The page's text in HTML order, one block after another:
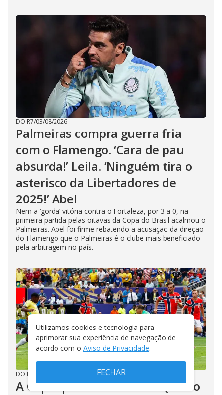
DO R7/03/08/2026
Palmeiras compra guerra fria
com o Flamengo. ‘Cara de pau
absurda!’ Leila. ‘Ninguém tira o
asterisco da Libertadores de
2025!’ Abel
Nem a ‘gorda’ vitória contra o Fortaleza, por 3 a 0, na
primeira partida pelas oitavas da Copa do Brasil acalmou o
Palmeiras. Abel foi firme rebatendo a acusação da direção
do Flamengo que o Palmeiras é o clube mais beneficiado
pela arbitragem no país.
DO R7
A Copa queimou Endrick. Quatro
Utilizamos cookies e tecnologia para
aprimorar sua experiência de navegação de
acordo com o Aviso de Privacidade.
FECHAR